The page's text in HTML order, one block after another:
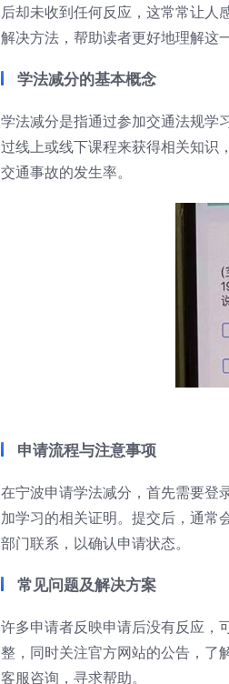
后却未收到任何反应，这常常让人
解决方法，帮助读者更好地理解这
学法减分的基本概念
学法减分是指通过参加交通法规学
过线上或线下课程来获得相关知识
交通事故的发生率。
申请流程与注意事项
在宁波申请学法减分，首先需要登
加学习的相关证明。提交后，通常
部门联系，以确认申请状态。
常见问题及解决方案
许多申请者反映申请后没有反应，
整，同时关注官方网站的公告，了
客服咨询，寻求帮助。